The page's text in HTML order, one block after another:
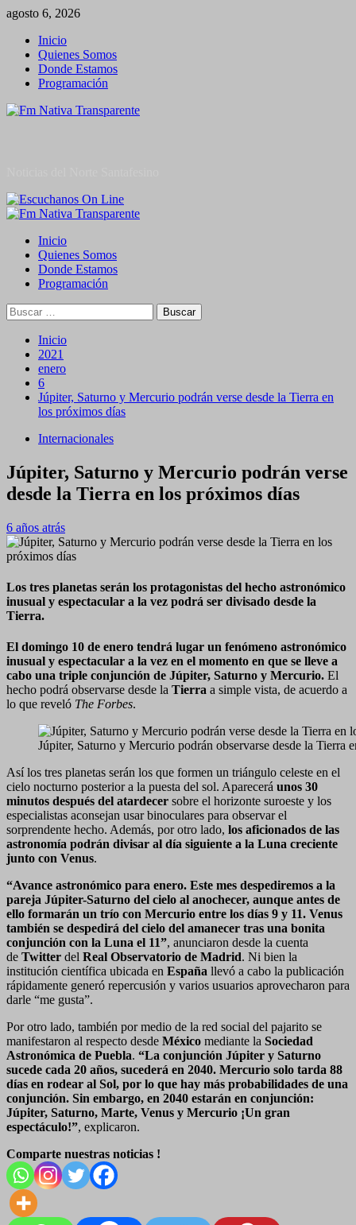
Saltar
contenido
agosto 6, 2026
Inicio
Quienes Somos
Donde Estamos
Programación
Menú
Inicio
Quienes Somos
Donde Estamos
Programación
Buscar:
Inicio
2021
enero
6
Júpiter, Saturno y Mercurio podrán verse desde la Tierra en
los próximos días
Internacionales
Júpiter, Saturno y Mercurio podrán verse
desde la Tierra en los próximos días
6 años atrás
Los tres planetas serán los protagonistas del hecho astronómico
inusual y espectacular a la vez podrá ser divisado desde la
Tierra.
El domingo 10 de enero tendrá lugar un fenómeno astronómico
inusual y espectacular a la vez en el momento en que se lleve a
cabo una triple conjunción de Júpiter, Saturno y Mercurio. El
hecho podrá observarse desde la Tierra a simple vista, de acuerdo a
lo que reveló The Forbes.
Júpiter, Saturno y Mercurio podrán observarse desde la
Así los tres planetas serán los que formen un triángulo celeste en el
cielo nocturno posterior a la puesta del sol. Aparecerá unos 30
minutos después del atardecer sobre el horizonte suroeste y los
especialistas aconsejan usar binoculares para observar el
sorprendente hecho. Además, por otro lado, los aficionados de las
astronomía podrán divisar al día siguiente a la Luna creciente
junto con Venus.
“Avance astronómico para enero. Este mes despediremos a la
pareja Júpiter-Saturno del cielo al anochecer, aunque antes de
ello formarán un trío con Mercurio entre los días 9 y 11. Venus
también se despedirá del cielo del amanecer tras una bonita
conjunción con la Luna el 11”, anunciaron desde la cuenta
de Twitter del Real Observatorio de Madrid. Ni bien la
institución científica ubicada en España llevó a cabo la publicación
rápidamente generó repercusión y varios usuarios aprovecharon para
darle “me gusta”.
Por otro lado, también por medio de la red social del pajarito se
manifestaron al respecto desde México mediante la Sociedad
Astronómica de Puebla. “La conjunción Júpiter y Saturno
sucede cada 20 años, sucederá en 2040. Mercurio solo tarda 88
días en rodear al Sol, por lo que hay más probabilidades de una
conjunción. Sin embargo, en 2040 estarán en conjunción:
Júpiter, Saturno, Marte, Venus y Mercurio ¡Un gran
espectáculo!”, explicaron.
Comparte nuestras noticias !